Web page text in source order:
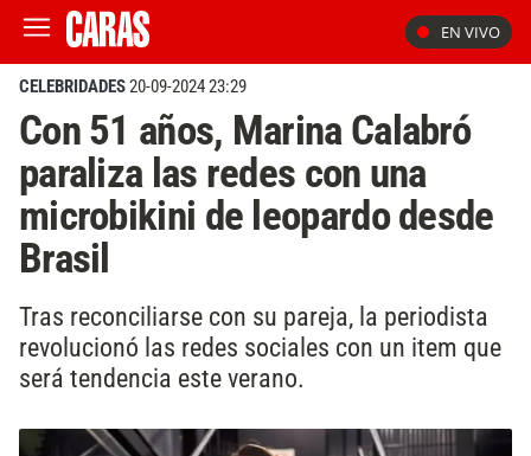
EN VIVO
CELEBRIDADES20-09-2024 23:29
Con 51 años, Marina Calabró
paraliza las redes con una
microbikini de leopardo desde
Brasil
Tras reconciliarse con su pareja, la periodista
revolucionó las redes sociales con un item que
será tendencia este verano.